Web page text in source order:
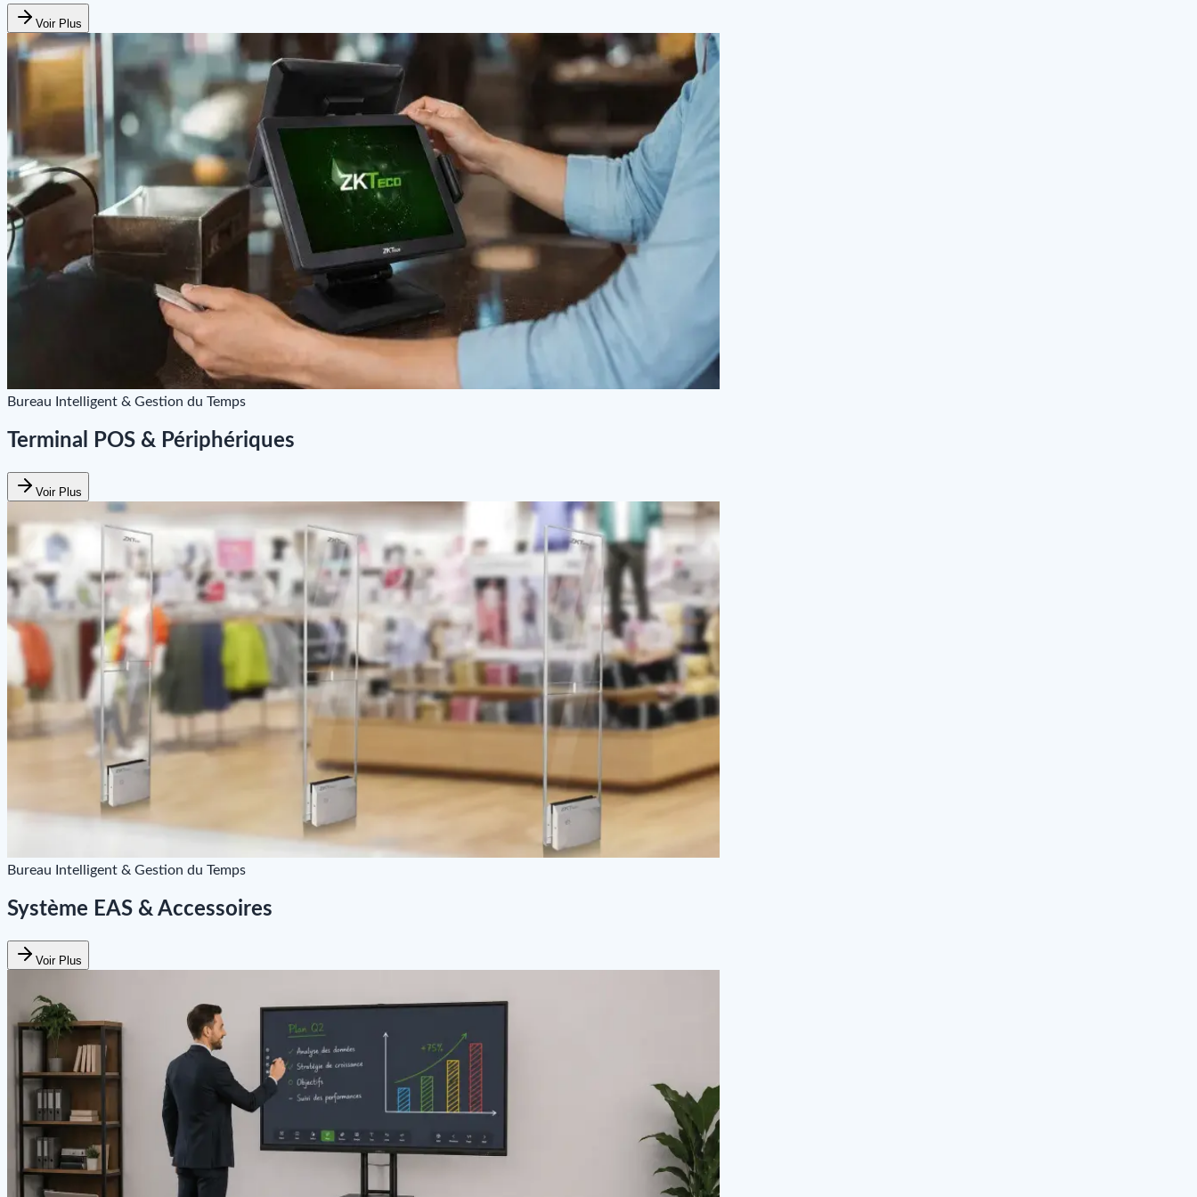
Voir Plus
Bureau Intelligent & Gestion du Temps
Terminal POS & Périphériques
Voir Plus
Bureau Intelligent & Gestion du Temps
Système EAS & Accessoires
Voir Plus